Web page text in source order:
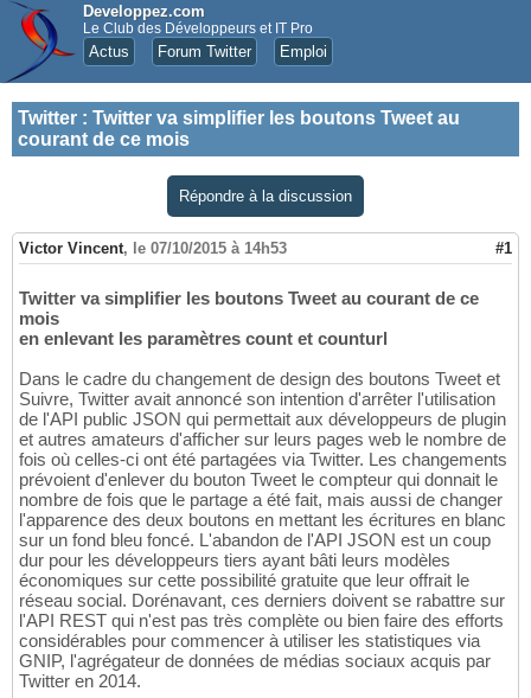
Developpez.com
Le Club des Développeurs et IT Pro
Actus Forum Twitter Emploi
Twitter : Twitter va simplifier les boutons Tweet au
courant de ce mois
Répondre à la discussion
Victor Vincent, le 07/10/2015 à 14h53 #1
Twitter va simplifier les boutons Tweet au courant de ce
mois
en enlevant les paramètres count et counturl
Dans le cadre du changement de design des boutons Tweet et
Suivre, Twitter avait annoncé son intention d'arrêter l'utilisation
de l'API public JSON qui permettait aux développeurs de plugin
et autres amateurs d'afficher sur leurs pages web le nombre de
fois où celles-ci ont été partagées via Twitter. Les changements
prévoient d'enlever du bouton Tweet le compteur qui donnait le
nombre de fois que le partage a été fait, mais aussi de changer
l'apparence des deux boutons en mettant les écritures en blanc
sur un fond bleu foncé. L'abandon de l'API JSON est un coup
dur pour les développeurs tiers ayant bâti leurs modèles
économiques sur cette possibilité gratuite que leur offrait le
réseau social. Dorénavant, ces derniers doivent se rabattre sur
l'API REST qui n'est pas très complète ou bien faire des efforts
considérables pour commencer à utiliser les statistiques via
GNIP, l'agrégateur de données de médias sociaux acquis par
Twitter en 2014.